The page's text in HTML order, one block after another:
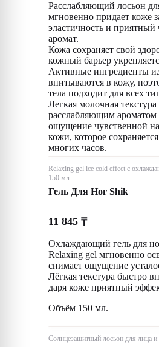
Расслабляющий лосьон
мгновенно придает коже
эластичность и приятный
аромат.
Кожа сохраняет свой
кожный барьер
Активные ингредиенты
впитываются в кожу,
тела подходит для всех
Легкая молочная текстура
расслабляющим ароматом
ощущение чувственной
кожи, которое
многих часов.
Relaxing gel ice cold effect с
150 мл.
Гель Для Ног Shik
11 845 ₸
Охлаждающий гель для
Relaxing gel мгновенно
снимает ощущение
Лёгкая текстура быстро
даря коже приятный
Объём 150 мл.
Солнцезащитный лосьон для лица и